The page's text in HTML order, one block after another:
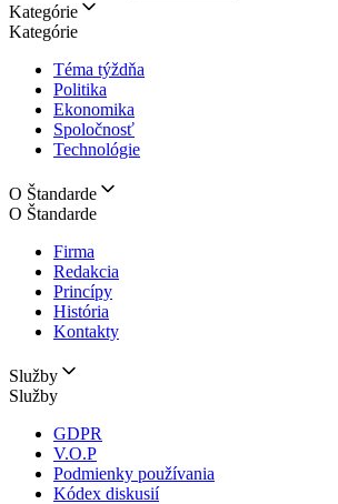
Kategórie
Kategórie
Téma týždňa
Politika
Ekonomika
Spoločnosť
Technológie
O Štandarde
O Štandarde
Firma
Redakcia
Princípy
História
Kontakty
Služby
Služby
GDPR
V.O.P
Podmienky používania
Kódex diskusií